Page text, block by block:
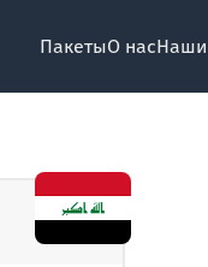
ПакетыО нас